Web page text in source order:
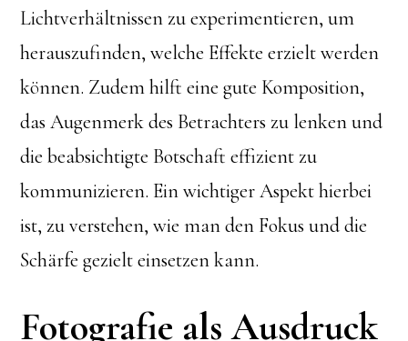
Lichtverhältnissen zu experimentieren, um
herauszufinden, welche Effekte erzielt werden
können. Zudem hilft eine gute Komposition,
das Augenmerk des Betrachters zu lenken und
die beabsichtigte Botschaft effizient zu
kommunizieren. Ein wichtiger Aspekt hierbei
ist, zu verstehen, wie man den Fokus und die
Schärfe gezielt einsetzen kann.
Fotografie als Ausdruck